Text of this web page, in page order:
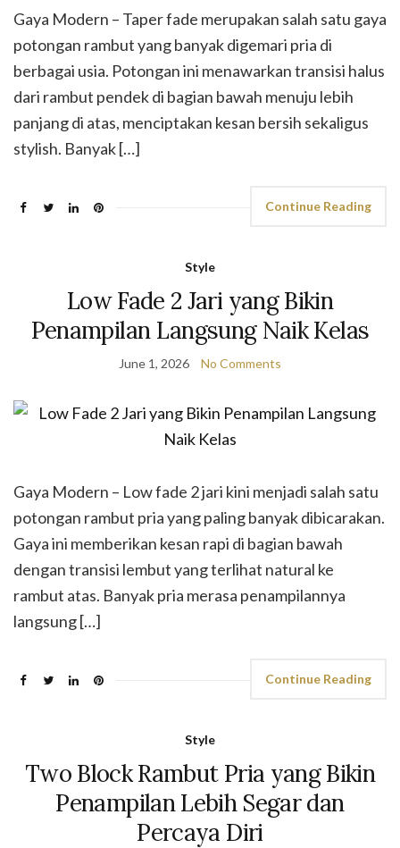
Gaya Modern – Taper fade merupakan salah satu gaya
potongan rambut yang banyak digemari pria di
berbagai usia. Potongan ini menawarkan transisi halus
dari rambut pendek di bagian bawah menuju lebih
panjang di atas, menciptakan kesan bersih sekaligus
stylish. Banyak […]
Continue Reading
Style
Low Fade 2 Jari yang Bikin
Penampilan Langsung Naik Kelas
June 1, 2026 No Comments
Gaya Modern – Low fade 2 jari kini menjadi salah satu
potongan rambut pria yang paling banyak dibicarakan.
Gaya ini memberikan kesan rapi di bagian bawah
dengan transisi lembut yang terlihat natural ke
rambut atas. Banyak pria merasa penampilannya
langsung […]
Continue Reading
Style
Two Block Rambut Pria yang Bikin
Penampilan Lebih Segar dan
Percaya Diri